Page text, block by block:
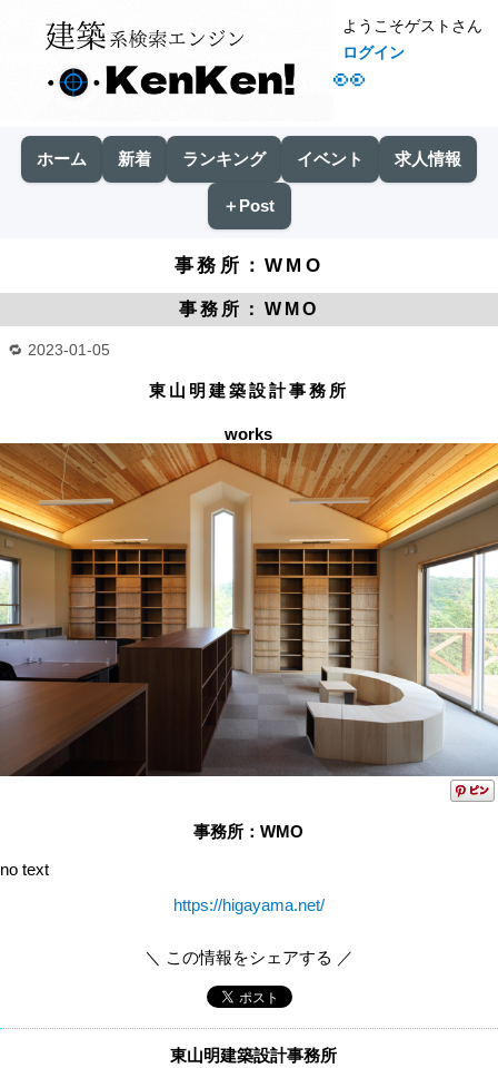
👀
ようこそゲストさん
ログイン
ホーム 新着 ランキング イベント 求人情報
＋Post
事務所：WMO
事務所：WMO
2023-01-05
東山明建築設計事務所
works
事務所：WMO
no text
https://higayama.net/
＼ この情報をシェアする ／
東山明建築設計事務所